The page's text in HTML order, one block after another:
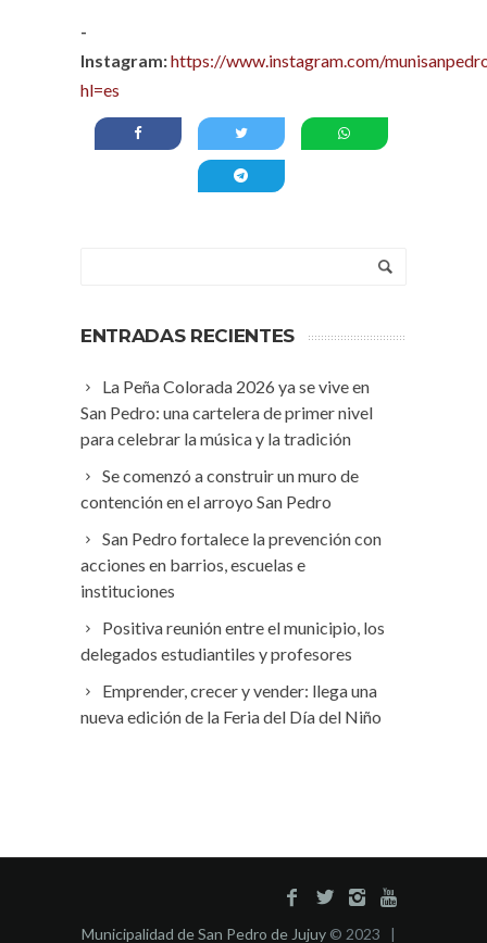
-
Instagram:https://www.instagram.com/
hl=es
ENTRADAS RECIENTES
La Peña Colorada 2026 ya se vive en
San Pedro: una cartelera de primer nivel
para celebrar la música y la tradición
Se comenzó a construir un muro de
contención en el arroyo San Pedro
San Pedro fortalece la prevención con
acciones en barrios, escuelas e
instituciones
Positiva reunión entre el municipio, los
delegados estudiantiles y profesores
Emprender, crecer y vender: llega una
nueva edición de la Feria del Día del Niño
Municipalidad de San Pedro de Jujuy © 2023 |